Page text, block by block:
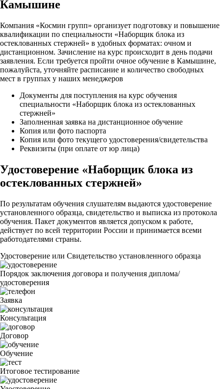
Камышине
Компания «Космин групп» организует подготовку и повышение
квалификации по специальности «Наборщик блока из
остеклованных стержней» в удобных форматах: очном и
дистанционном. Зачисление на курс происходит в день подачи
заявления. Если требуется пройти очное обучение в Камышине,
пожалуйста, уточняйте расписание и количество свободных
мест в группах у наших менеджеров
Документы для поступления на курс обучения
специальности «Наборщик блока из остеклованных
стержней»
Заполненная заявка на дистанционное обучение
Копия или фото паспорта
Копия или фото текущего удостоверения/свидетельства
Реквизиты (при оплате от юр лица)
Удостоверение «Наборщик блока из
остеклованных стержней»
По результатам обучения слушателям выдаются удостоверение
установленного образца, свидетельство и выписка из протокола
обучения. Пакет документов является допуском к работе,
действует по всей территории России и принимается всеми
работодателями страны.
Удостоверение или Свидетельство установленного образца
Порядок заключения договора и получения диплома/
удостоверения
Заявка
Консультация
Договор
Обучение
Итоговое тестирование